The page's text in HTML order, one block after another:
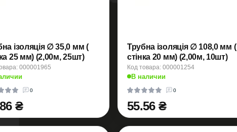
ізоляція ∅ 35,0 мм (
стінка 25 мм) (2,00м, 25шт)
000001965
0
₴
Трубна ізоляція ∅ 108,0 мм (
стінка 20 мм) (2,00м, 10шт)
Код товара: 000001254
В наличии
0
55.56 ₴